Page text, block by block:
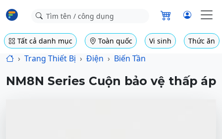
Tất cả danh mục Toàn quốc Vi sinh Thức ăn
Trang Thiết Bị Điện Biến Tần
NM8N Series Cuộn bảo vệ thấp áp